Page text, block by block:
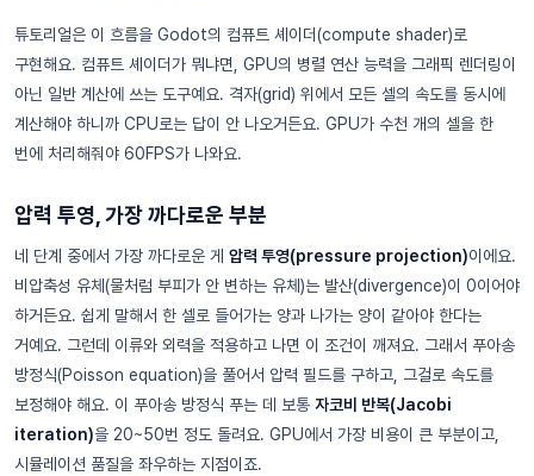
튜토리얼은 이 흐름을 Godot의 컴퓨트 셰이더(compute shader)로
구현해요. 컴퓨트 셰이더가 뭐냐면, GPU의 병렬 연산 능력을 그래픽 렌더링이
아닌 일반 계산에 쓰는 도구예요. 격자(grid) 위에서 모든 셀의 속도를 동시에
계산해야 하니까 CPU로는 답이 안 나오거든요. GPU가 수천 개의 셀을 한
번에 처리해줘야 60FPS가 나와요.
압력 투영, 가장 까다로운 부분
네 단계 중에서 가장 까다로운 게 압력 투영(pressure projection)이에요.
비압축성 유체(물처럼 부피가 안 변하는 유체)는 발산(divergence)이 0이어야
하거든요. 쉽게 말해서 한 셀로 들어가는 양과 나가는 양이 같아야 한다는
거예요. 그런데 이류와 외력을 적용하고 나면 이 조건이 깨져요. 그래서 푸아송
방정식(Poisson equation)을 풀어서 압력 필드를 구하고, 그걸로 속도를
보정해야 해요. 이 푸아송 방정식 푸는 데 보통 자코비 반복(Jacobi
iteration)을 20~50번 정도 돌려요. GPU에서 가장 비용이 큰 부분이고,
시뮬레이션 품질을 좌우하는 지점이죠.